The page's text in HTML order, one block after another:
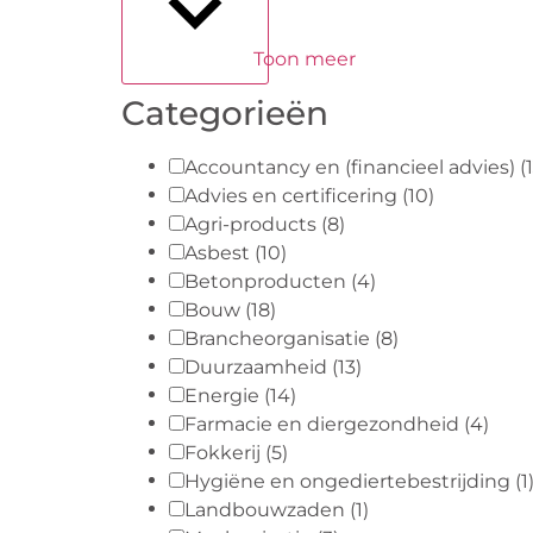
Toon meer
Categorieën
Accountancy en (financieel advies)
Advies en certificering (10)
Agri-products (8)
Asbest (10)
Betonproducten (4)
Bouw (18)
Brancheorganisatie (8)
Duurzaamheid (13)
Energie (14)
Farmacie en diergezondheid (4)
Fokkerij (5)
Hygiëne en ongediertebestrijding (1)
Landbouwzaden (1)